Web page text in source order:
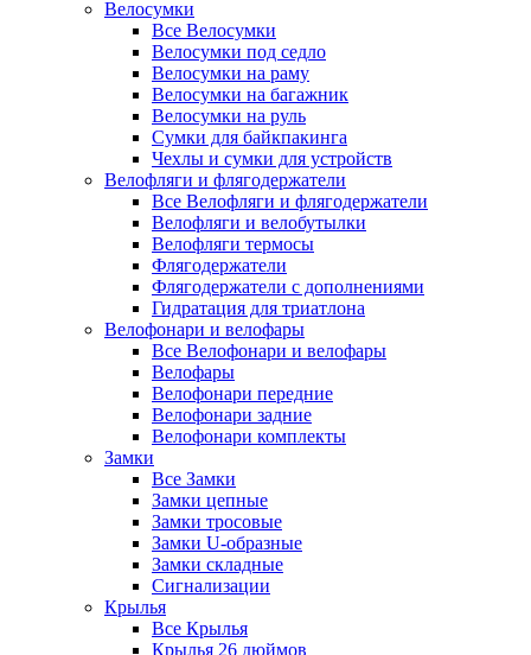
Велосумки
Все Велосумки
Велосумки под седло
Велосумки на раму
Велосумки на багажник
Велосумки на руль
Сумки для байкпакинга
Чехлы и сумки для устройств
Велофляги и флягодержатели
Все Велофляги и флягодержатели
Велофляги и велобутылки
Велофляги термосы
Флягодержатели
Флягодержатели с дополнениями
Гидратация для триатлона
Велофонари и велофары
Все Велофонари и велофары
Велофары
Велофонари передние
Велофонари задние
Велофонари комплекты
Замки
Все Замки
Замки цепные
Замки тросовые
Замки U-образные
Замки складные
Сигнализации
Крылья
Все Крылья
Крылья 26 дюймов